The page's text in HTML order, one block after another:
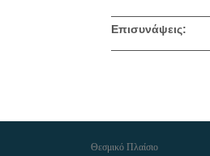
Επισυνάψεις:
Θεσμικό Πλαίσιο